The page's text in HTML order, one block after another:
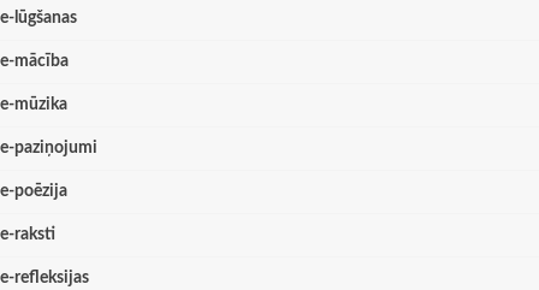
e-lūgšanas
e-mācība
e-mūzika
e-paziņojumi
e-poēzija
e-raksti
e-refleksijas